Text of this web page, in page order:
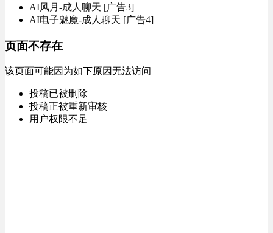
AI风月-成人聊天 [广告3]
AI电子魅魔-成人聊天 [广告4]
页面不存在
该页面可能因为如下原因无法访问
投稿已被删除
投稿正被重新审核
用户权限不足